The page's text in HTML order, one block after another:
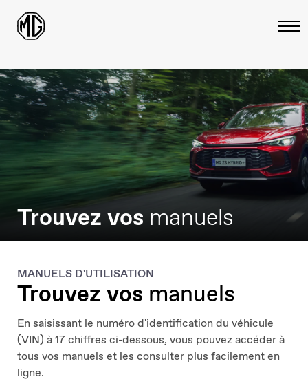
Trouvez vos manuels
MANUELS D'UTILISATION
Trouvez vos manuels
En saisissant le numéro d'identification du véhicule
(VIN) à 17 chiffres ci-dessous, vous pouvez accéder à
tous vos manuels et les consulter plus facilement en
ligne.